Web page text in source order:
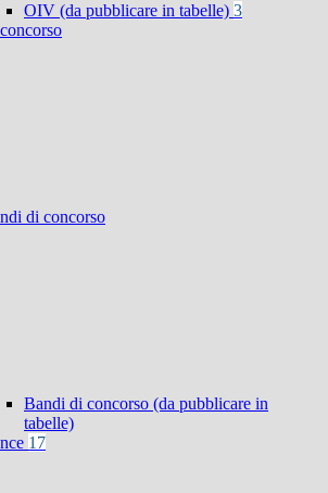
OIV (da pubblicare in tabelle) 3
di concorso
Bandi di concorso (da pubblicare in
tabelle)
17